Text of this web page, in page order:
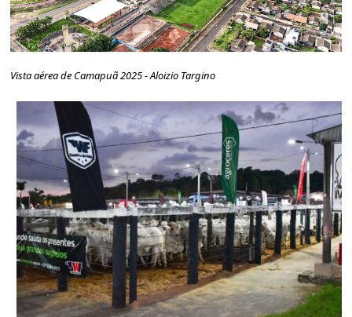
Vista aérea de Camapuã 2025 - Aloizio Targino